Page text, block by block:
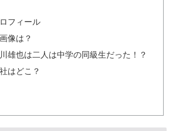
フィール
像は？
雄也は二人は中学の同級生だった！？
はどこ？